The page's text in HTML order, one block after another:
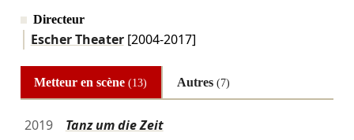
Directeur
Escher Theater[2004-2017]
Metteur en scène(13) Autres (7)
2019
Tanz um die Zeit